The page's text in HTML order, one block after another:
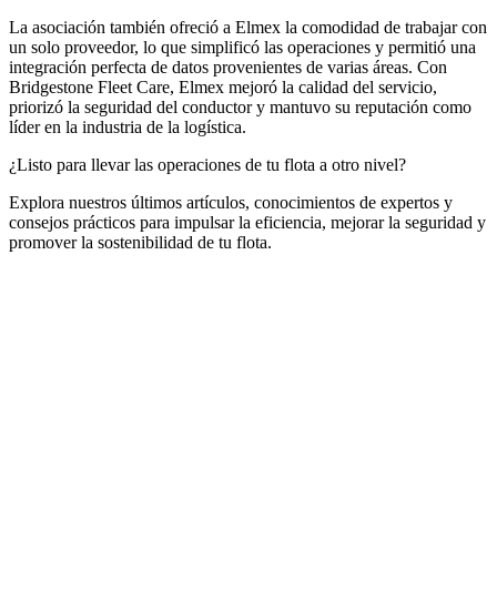
La asociación también ofreció a Elmex la comodidad de trabajar con
un solo proveedor, lo que simplificó las operaciones y permitió una
integración perfecta de datos provenientes de varias áreas. Con
Bridgestone Fleet Care, Elmex mejoró la calidad del servicio,
priorizó la seguridad del conductor y mantuvo su reputación como
líder en la industria de la logística.
¿Listo para llevar las operaciones de tu flota a otro nivel?
Explora nuestros últimos artículos, conocimientos de expertos y
consejos prácticos para impulsar la eficiencia, mejorar la seguridad y
promover la sostenibilidad de tu flota.